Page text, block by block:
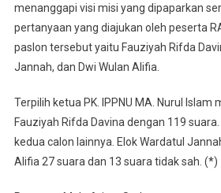
menanggapi visi misi yang dipaparkan
pertanyaan yang diajukan oleh peserta
paslon tersebut yaitu Fauziyah Rifda
Jannah, dan Dwi Wulan Alifia.
Terpilih ketua PK. IPPNU MA. Nurul
Fauziyah Rifda Davina dengan 119
kedua calon lainnya. Elok Wardatul
Alifia 27 suara dan 13 suara tidak sah. (*)